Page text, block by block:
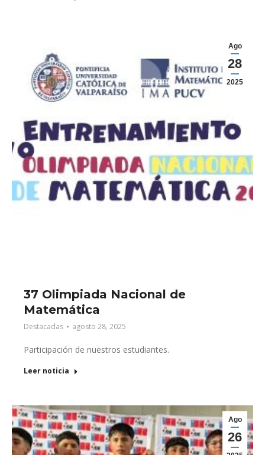
Ago
28
2025
37 Olimpiada Nacional de
Matemática
Destacadas agosto 28, 2025
Participación de nuestros estudiantes.
Leer noticia
Ago
26